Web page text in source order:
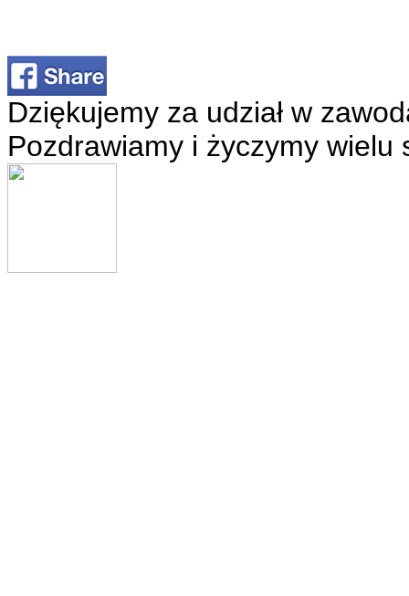
Dziękujemy za udział w
Pozdrawiamy i życzymy wielu